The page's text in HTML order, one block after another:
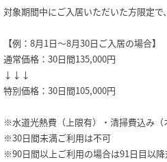
対象期間中にご入居いただいた方限定
【例：8月1日～8月30日ご入居の場合】
通常価格：30日間135,000円
↓↓↓
特別価格：30日間105,000円
※水道光熱費（上限有）・清掃費込み（
※30日間未満ご利用は不可
※90日間以上ご利用の場合は91日目以